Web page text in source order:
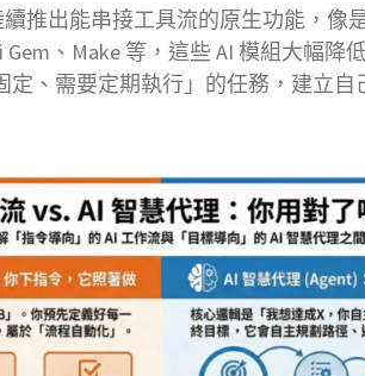
推出能串接工具流的原生功能，像
Gem、Make 等，這些 AI 模組大幅
定、需要定期執行」的任務，建立自